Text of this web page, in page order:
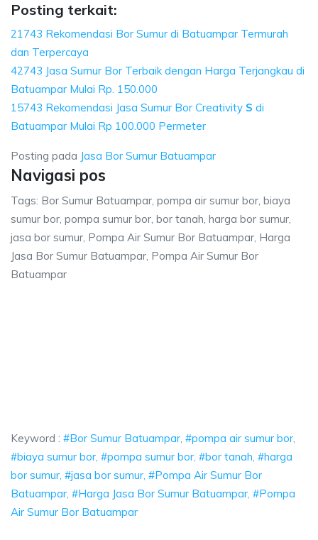
Posting terkait:
21743 Rekomendasi Bor Sumur di Batuampar Termurah
dan Terpercaya
42743 Jasa Sumur Bor Terbaik dengan Harga Terjangkau di
Batuampar Mulai Rp. 150.000
15743 Rekomendasi Jasa Sumur Bor Creativity S di
Batuampar Mulai Rp 100.000 Permeter
Posting pada Jasa Bor Sumur Batuampar
Navigasi pos
Tags: Bor Sumur Batuampar, pompa air sumur bor, biaya
sumur bor, pompa sumur bor, bor tanah, harga bor sumur,
jasa bor sumur, Pompa Air Sumur Bor Batuampar, Harga
Jasa Bor Sumur Batuampar, Pompa Air Sumur Bor
Batuampar
Keyword : #Bor Sumur Batuampar, #pompa air sumur bor,
#biaya sumur bor, #pompa sumur bor, #bor tanah, #harga
bor sumur, #jasa bor sumur, #Pompa Air Sumur Bor
Batuampar, #Harga Jasa Bor Sumur Batuampar, #Pompa
Air Sumur Bor Batuampar